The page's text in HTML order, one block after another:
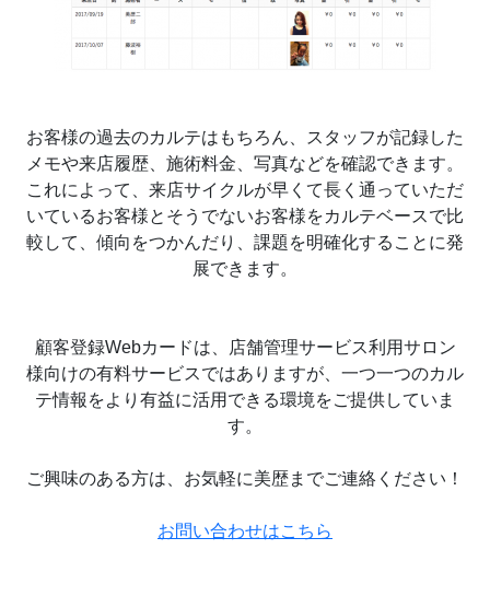
お客様の過去のカルテはもちろん、スタッフが記録した
メモや来店履歴、施術料金、写真などを確認できます。
これによって、来店サイクルが早くて長く通っていただ
いているお客様とそうでないお客様をカルテベースで比
較して、傾向をつかんだり、課題を明確化することに発
展できます。
顧客登録Webカードは、店舗管理サービス利用サロン
様向けの有料サービスではありますが、一つ一つのカル
テ情報をより有益に活用できる環境をご提供していま
す。
ご興味のある方は、お気軽に美歴までご連絡ください！
お問い合わせはこちら